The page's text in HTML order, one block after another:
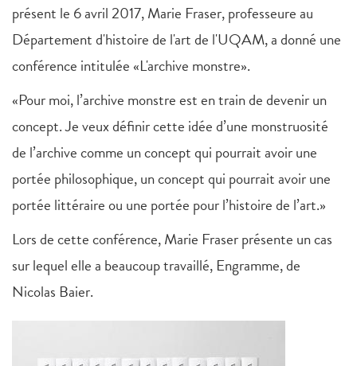
présent le 6 avril 2017, Marie Fraser, professeure au
Département d'histoire de l'art de l'UQAM, a donné une
conférence intitulée «L'archive monstre».
«Pour moi, l’archive monstre est en train de devenir un
concept. Je veux définir cette idée d’une monstruosité
de l’archive comme un concept qui pourrait avoir une
portée philosophique, un concept qui pourrait avoir une
portée littéraire ou une portée pour l’histoire de l’art.»
Lors de cette conférence, Marie Fraser présente un cas
sur lequel elle a beaucoup travaillé, Engramme, de
Nicolas Baier.